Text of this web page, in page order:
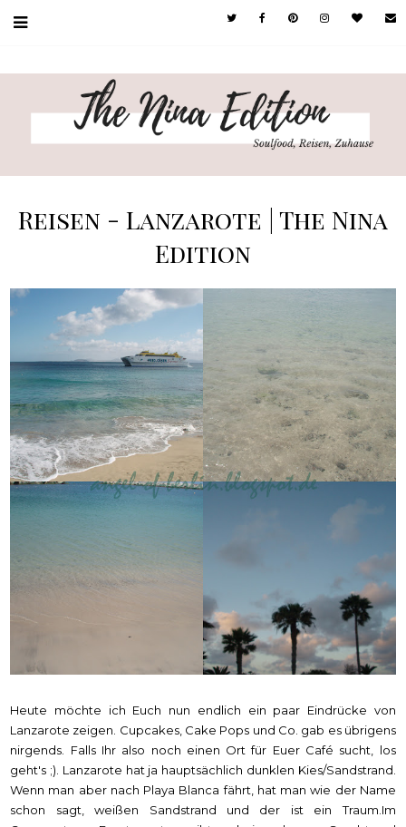
Reisen - Lanzarote | The Nina
Edition
Heute möchte ich Euch nun endlich ein paar Eindrücke von
Lanzarote zeigen. Cupcakes, Cake Pops und Co. gab es übrigens
nirgends. Falls Ihr also noch einen Ort für Euer Café sucht, los
geht's ;). Lanzarote hat ja hauptsächlich dunklen Kies/Sandstrand.
Wenn man aber nach Playa Blanca fährt, hat man wie der Name
schon sagt, weißen Sandstrand und der ist ein Traum.Im